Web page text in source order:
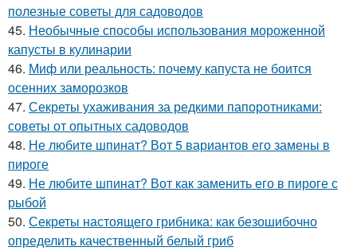
полезные советы для садоводов
45. Необычные способы использования мороженной
капусты в кулинарии
46. Миф или реальность: почему капуста не боится
осенних заморозков
47. Секреты ухаживания за редкими папоротниками:
советы от опытных садоводов
48. Не любите шпинат? Вот 5 вариантов его замены в
пироге
49. Не любите шпинат? Вот как заменить его в пироге с
рыбой
50. Секреты настоящего грибника: как безошибочно
определить качественный белый гриб